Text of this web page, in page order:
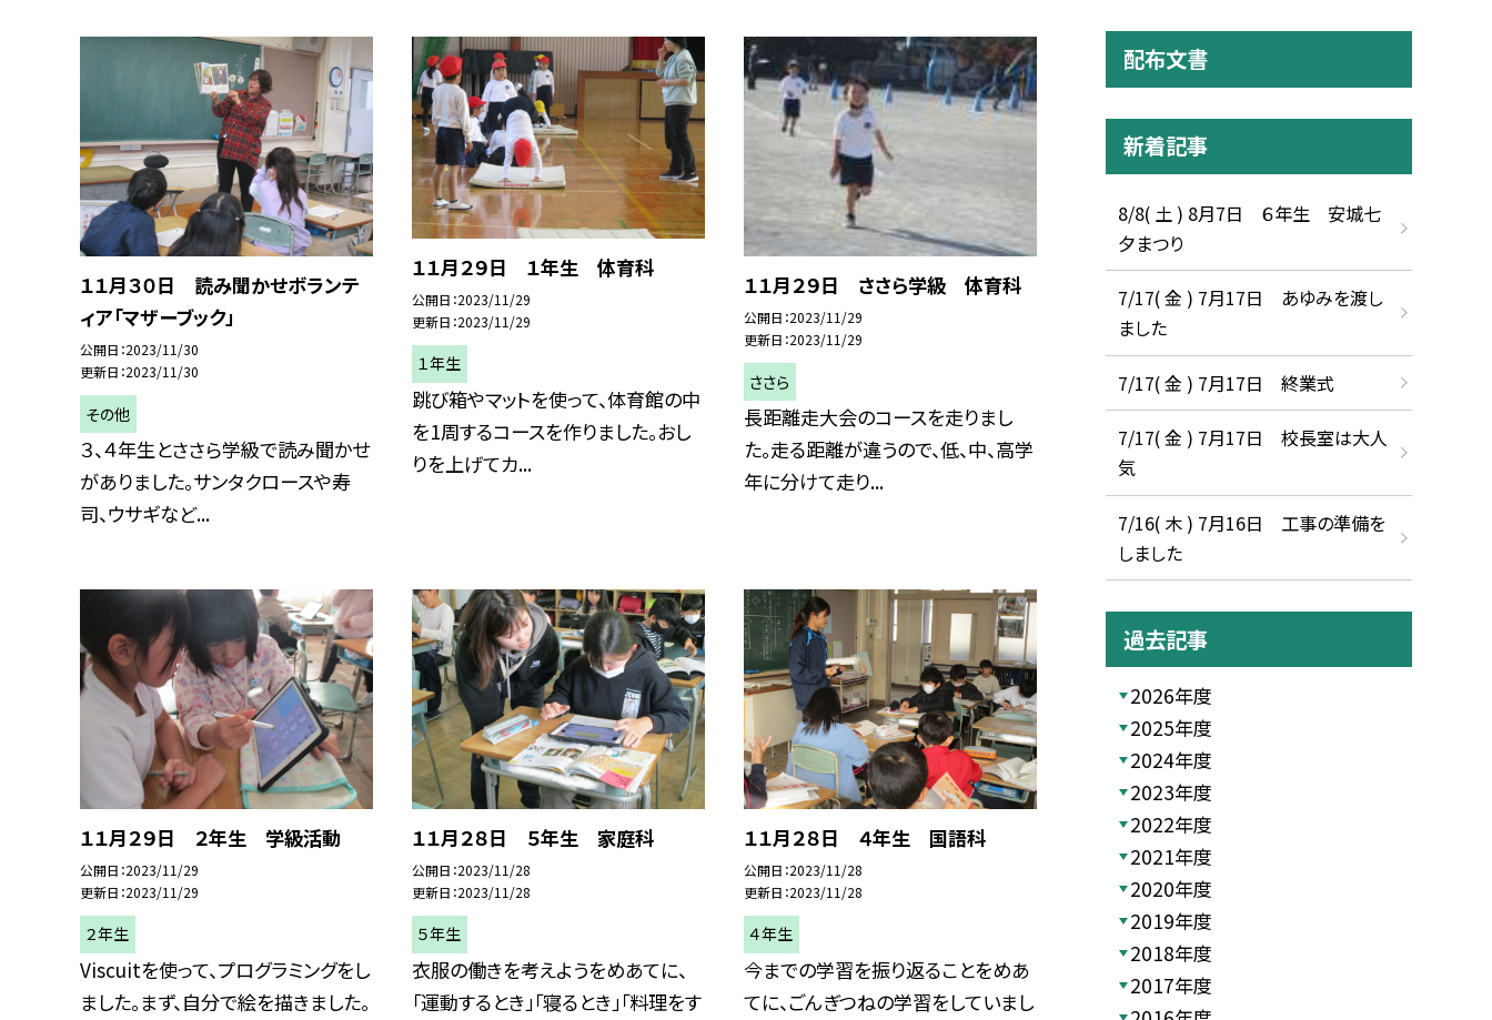
１１月３０日 読み聞かせボランテ
ィア「マザーブック」
公開日 2023/11/30
更新日 2023/11/30
その他
３、４年生とささら学級で読み聞かせ
がありました。サンタクロースや寿
司、ウサギなど...
１１月２９日 １年生 体育科
公開日 2023/11/29
更新日 2023/11/29
１年生
跳び箱やマットを使って、体育館の中
を1周するコースを作りました。おし
りを上げてカ...
１１月２９日 ささら学級 体育科
公開日 2023/11/29
更新日 2023/11/29
ささら
長距離走大会のコースを走りまし
た。走る距離が違うので、低、中、高学
年に分けて走り...
１１月２９日 ２年生 学級活動
公開日 2023/11/29
更新日 2023/11/29
２年生
Viscuitを使って、プログラミングをし
ました。まず、自分で絵を描きました。
１１月２８日 ５年生 家庭科
公開日 2023/11/28
更新日 2023/11/28
５年生
衣服の働きを考えようをめあてに、
「運動するとき」「寝るとき」「料理をす
１１月２８日 ４年生 国語科
公開日 2023/11/28
更新日 2023/11/28
４年生
今までの学習を振り返ることをめあ
てに、ごんぎつねの学習をしていまし
配布文書
新着記事
8/8( 土 ) 8月7日 ６年生 安城七
夕まつり
7/17( 金 ) 7月17日 あゆみを渡し
ました
7/17( 金 ) 7月17日 終業式
7/17( 金 ) 7月17日 校長室は大人
気
7/16( 木 ) 7月16日 工事の準備を
しました
過去記事
2026年度
2025年度
2024年度
2023年度
2022年度
2021年度
2020年度
2019年度
2018年度
2017年度